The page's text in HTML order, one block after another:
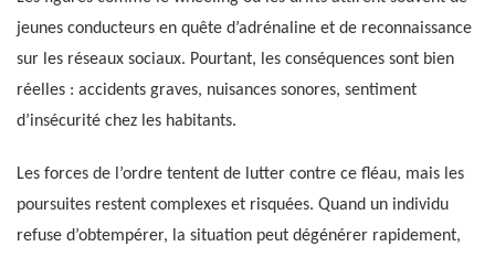
jeunes conducteurs en quête d’adrénaline et de reconnaissance
sur les réseaux sociaux. Pourtant, les conséquences sont bien
réelles : accidents graves, nuisances sonores, sentiment
d’insécurité chez les habitants.
Les forces de l’ordre tentent de lutter contre ce fléau, mais les
poursuites restent complexes et risquées. Quand un individu
refuse d’obtempérer, la situation peut dégénérer rapidement,